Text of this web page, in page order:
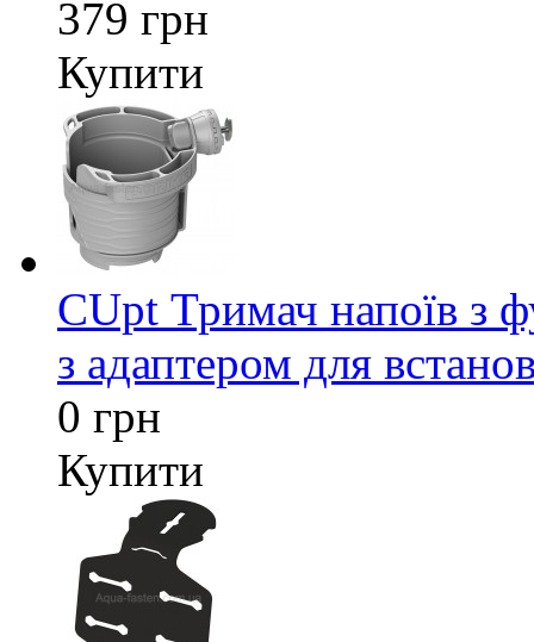
379 грн
Купити
CUpt Тримач напоїв з
з адаптером для
0 грн
Купити